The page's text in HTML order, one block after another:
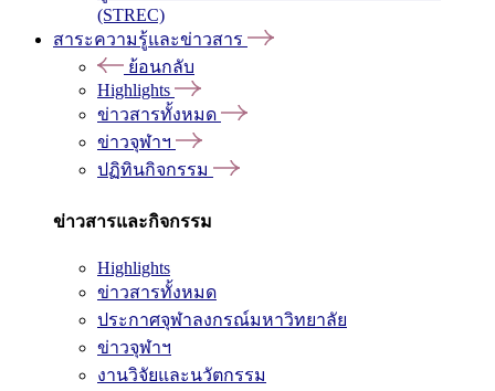
(STREC)
สาระความรู้และข่าวสาร
ย้อนกลับ
Highlights
ข่าวสารทั้งหมด
ข่าวจุฬาฯ
ปฏิทินกิจกรรม
ข่าวสารและกิจกรรม
Highlights
ข่าวสารทั้งหมด
ประกาศจุฬาลงกรณ์มหาวิทยาลัย
ข่าวจุฬาฯ
งานวิจัยและนวัตกรรม